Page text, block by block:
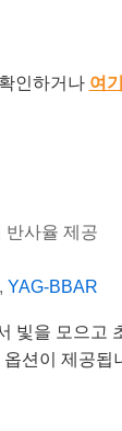
인하거나 여기
반사율 제공
, YAG-BBAR
을 모으
션이 제공